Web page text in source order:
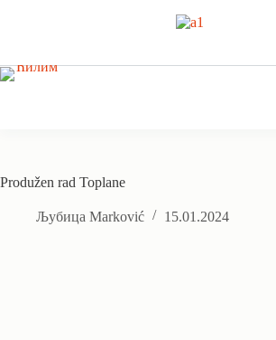
Produžen rad Toplane
Љубица Marković 15.01.2024